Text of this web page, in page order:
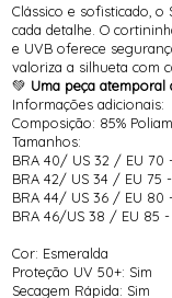
Clássico e sofisticado,
cada detalhe. O
e UVB oferece
valoriza a silhueta com
💚 Uma peça
Informações adicionais:
Composição: 85%
Tamanhos:
BRA 40/ US 32 / EU 70
BRA 42/ US 34 / EU 75
BRA 44/ US 36 / EU 80
BRA 46/US 38 / EU 85 -
Cor: Esmeralda
Proteção UV 50+: Sim
Secagem Rápida: Sim